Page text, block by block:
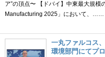
ア”の頂点〜 【ドバイ】中東最大規
Manufacturing 2025」において、……
一丸ファルコス
環境部門にてプ